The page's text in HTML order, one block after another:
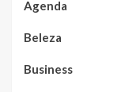
Agenda
Beleza
Business